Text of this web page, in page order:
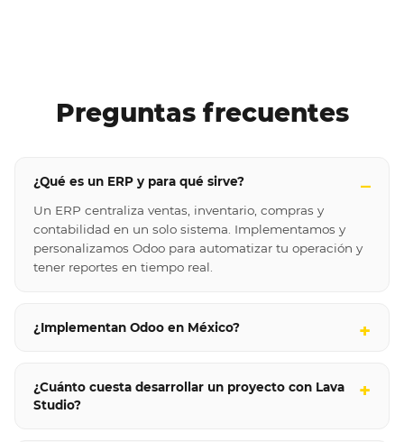
Preguntas frecuentes
¿Qué es un ERP y para qué sirve?
Un ERP centraliza ventas, inventario, compras y
contabilidad en un solo sistema. Implementamos y
personalizamos Odoo para automatizar tu operación y
tener reportes en tiempo real.
¿Implementan Odoo en México?
¿Cuánto cuesta desarrollar un proyecto con Lava
Studio?